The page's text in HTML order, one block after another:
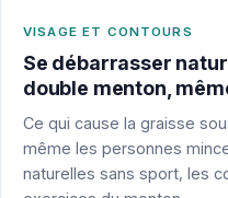
VISAGE ET CONTOURS
Se débarrasser
double menton,
Ce qui cause la graisse
même les personnes
naturelles sans sport, les